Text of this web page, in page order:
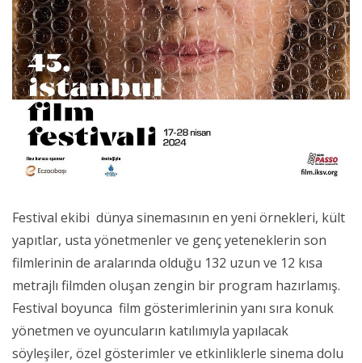
Festival ekibi dünya sinemasının en yeni örnekleri, kült
yapıtlar, usta yönetmenler ve genç yeteneklerin son
filmlerinin de aralarında olduğu 132 uzun ve 12 kısa
metrajlı filmden oluşan zengin bir program hazırlamış.
Festival boyunca film gösterimlerinin yanı sıra konuk
yönetmen ve oyuncuların katılımıyla yapılacak
söyleşiler, özel gösterimler ve etkinliklerle sinema dolu